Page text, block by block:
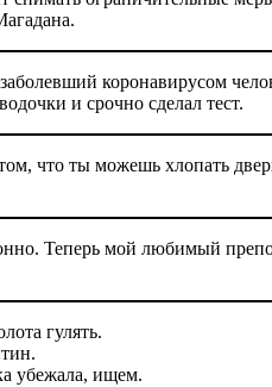
коронавирусом
и срочно сделал тест.
что ты можешь хлопать
Теперь мой любимый
гулять.
убежала, ищем.